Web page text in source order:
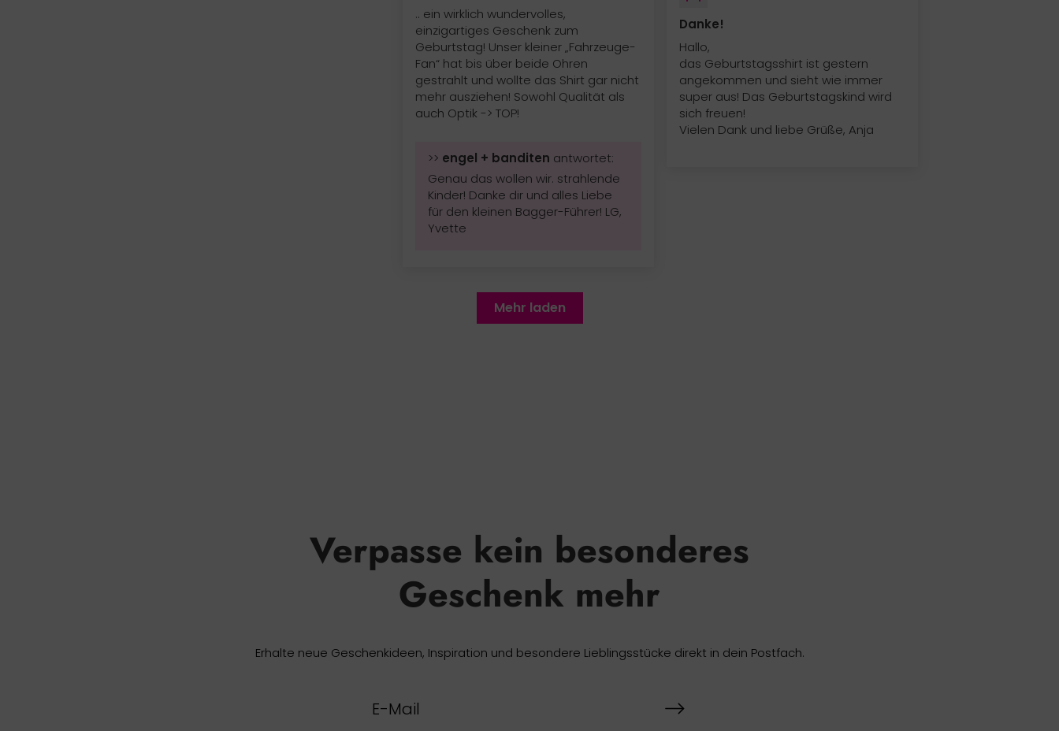
.. ein wirklich wundervolles,
einzigartiges Geschenk zum
Geburtstag! Unser kleiner „Fahrzeuge-
Fan“ hat bis über beide Ohren
gestrahlt und wollte das Shirt gar nicht
mehr ausziehen! Sowohl Qualität als
auch Optik -> TOP!
>> engel + banditen antwortet:
Genau das wollen wir. strahlende
Kinder! Danke dir und alles Liebe
für den kleinen Bagger-Führer! LG,
Yvette
Danke!
Hallo,
das Geburtstagsshirt ist gestern
angekommen und sieht wie immer
super aus! Das Geburtstagskind wird
sich freuen!
Vielen Dank und liebe Grüße, Anja
Mehr laden
Verpasse kein besonderes
Geschenk mehr
Erhalte neue Geschenkideen, Inspiration und besondere Lieblingsstücke direkt in dein Postfach.